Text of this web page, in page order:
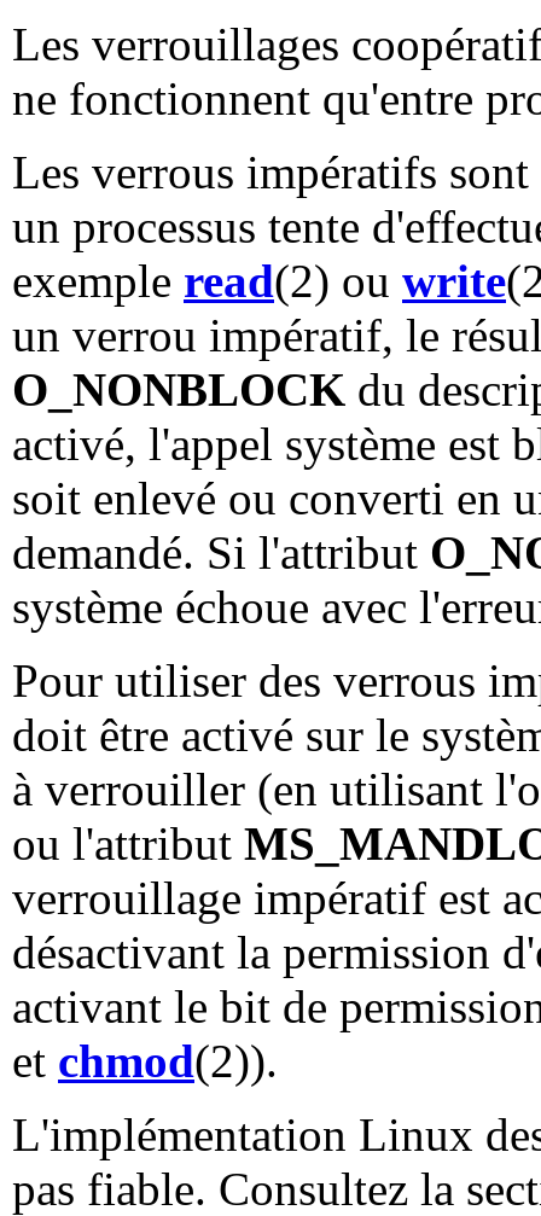
Les verrouillages
ne fonctionnent qu'entre
Les verrous impératifs
un processus tente
exemple read(2) ou write
un verrou impératif, le
O_NONBLOCK du
activé, l'appel système est
soit enlevé ou converti en
demandé. Si l'attribut
système échoue avec
Pour utiliser des verrous
doit être activé sur le
à verrouiller (en utilisant
ou l'attribut
verrouillage impératif est
désactivant la permission
activant le bit de
et chmod(2)).
L'implémentation Linux
pas fiable. Consultez la